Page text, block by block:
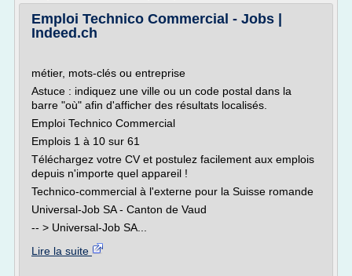
Emploi Technico Commercial - Jobs |
Indeed.ch
métier, mots-clés ou entreprise
Astuce : indiquez une ville ou un code postal dans la
barre "où" afin d'afficher des résultats localisés.
Emploi Technico Commercial
Emplois 1 à 10 sur 61
Téléchargez votre CV et postulez facilement aux emplois
depuis n'importe quel appareil !
Technico-commercial à l'externe pour la Suisse romande
Universal-Job SA - Canton de Vaud
-- > Universal-Job SA...
Lire la suite